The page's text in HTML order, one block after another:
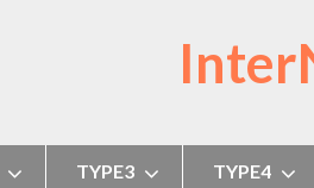
TYPE3 TYPE4